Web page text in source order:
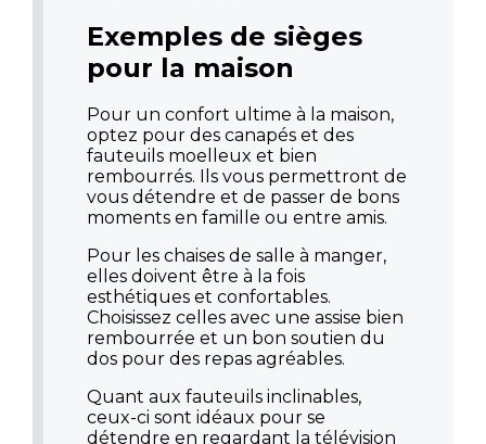
Exemples de sièges
pour la maison
Pour un confort ultime à la maison,
optez pour des canapés et des
fauteuils moelleux et bien
rembourrés. Ils vous permettront de
vous détendre et de passer de bons
moments en famille ou entre amis.
Pour les chaises de salle à manger,
elles doivent être à la fois
esthétiques et confortables.
Choisissez celles avec une assise bien
rembourrée et un bon soutien du
dos pour des repas agréables.
Quant aux fauteuils inclinables,
ceux-ci sont idéaux pour se
détendre en regardant la télévision